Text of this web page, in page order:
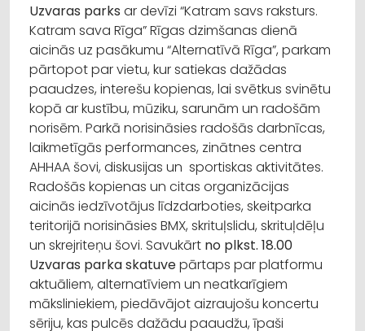
Uzvaras parks ar devīzi “Katram savs raksturs.
Katram sava Rīga” Rīgas dzimšanas dienā
aicinās uz pasākumu “Alternatīvā Rīga”, parkam
pārtopot par vietu, kur satiekas dažādas
paaudzes, interešu kopienas, lai svētkus svinētu
kopā ar kustību, mūziku, sarunām un radošām
norisēm. Parkā norisināsies radošās darbnīcas,
laikmetīgās performances, zinātnes centra
AHHAA šovi, diskusijas un sportiskas aktivitātes.
Radošās kopienas un citas organizācijas
aicinās iedzīvotājus līdzdarboties, skeitparka
teritorijā norisināsies BMX, skrituļslidu, skrituļdēļu
un skrejriteņu šovi. Savukārt no plkst. 18.00
Uzvaras parka skatuvepārtaps par platformu
aktuāliem, alternatīviem un neatkarīgiem
māksliniekiem, piedāvājot aizraujošu koncertu
sēriju, kas pulcēs dažādu paaudžu, īpaši